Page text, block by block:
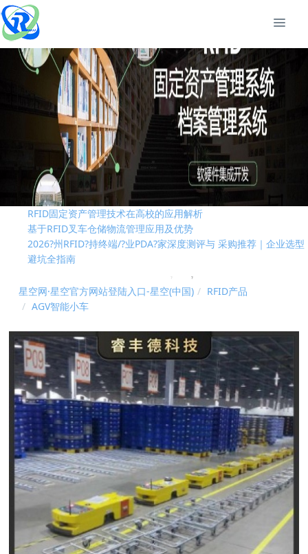
RFID技术是否是制造业中的“必需品”
RFID固定资产管理技术在高校的应用解析
基于RFID叉车仓储物流管理应用及优势
2026?州RFID?持终端/?业PDA?家深度测评与 采购推荐｜企业选型
避坑全指南
RFID资产管理系统实现全方位资产管控进行实时动态管理
国际RFID行业标准有哪些？
RFID技术是否是制造业中的“必需品”
RFID固定资产管理技术在高校的应用解析
基于RFID叉车仓储物流管理应用及优势
2026?州RFID?持终端/?业PDA?家深度测评与 采购推荐｜企业选型
避坑全指南
RFID资产管理系统实现全方位资产管控进行实时动态管理
国际RFID行业标准有哪些？
星空网·星空官方网站登陆入口-星空(中国)
RFID产品
AGV智能小车